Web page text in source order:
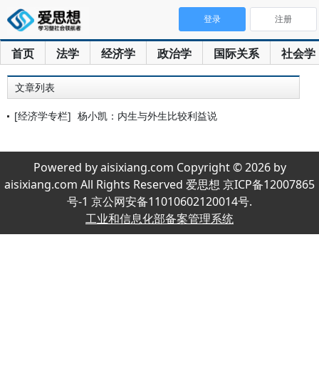
首页 法学 经济学 政治学 国际关系 社会学
登录 注册
文章列表
[经济学专栏] 杨小凯：内生与外生比较利益说
Powered by aisixiang.com Copyright © 2026 by
aisixiang.com All Rights Reserved 爱思想 京ICP备12007865
号-1 京公网安备11010602120014号.
工业和信息化部备案管理系统